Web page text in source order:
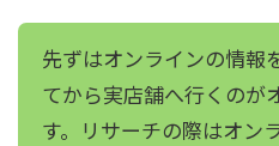
先ずはオンラインの情報
てから実店舗へ行くのが
す。リサーチの際はオン